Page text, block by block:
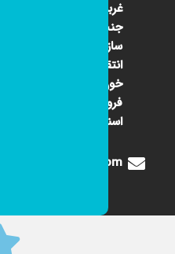
غربی
جنب
سازمان
انتقال
خون
فروشگاه
اسنوا